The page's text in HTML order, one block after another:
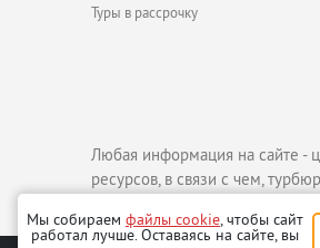
Туры в рассрочку
Любая информация на сайте -
ресурсов, в связи с чем,
Мы собираем файлы cookie, чтобы сайт
работал лучше. Оставаясь на сайте, вы